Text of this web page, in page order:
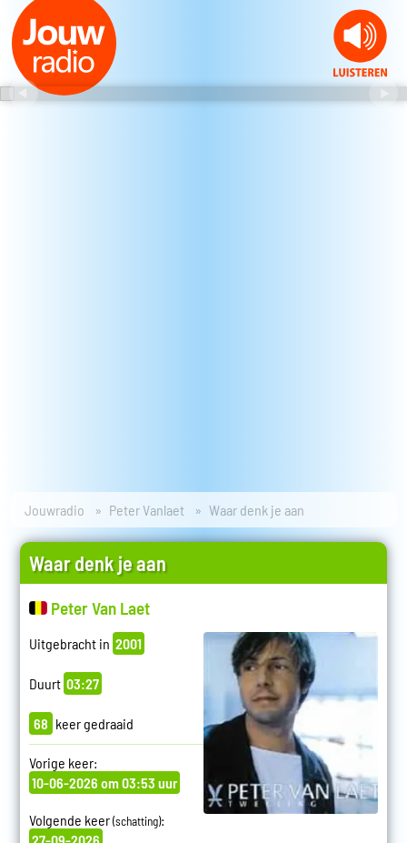
Jouwradio Peter Vanlaet Waar denk je aan
Waar denk je aan
Peter Van Laet
Uitgebracht in 2001
Duurt 03:27
68 keer gedraaid
Vorige keer:
10-06-2026 om 03:53 uur
Volgende keer(schatting):